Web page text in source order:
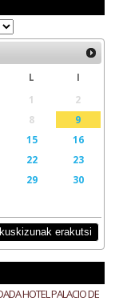
L
I
1
2
8
9
15
16
22
23
29
30
Ikuskizunak erakutsi
HOTEL PALACIO DE